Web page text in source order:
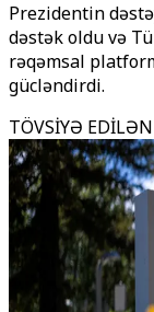
Prezidentin
dəstək oldu və
rəqəmsal
gücləndirdi.
TÖVSİYƏ EDİLƏN